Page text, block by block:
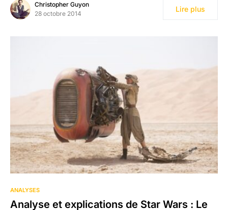
Christopher Guyon
28 octobre 2014
Lire plus
ANALYSES
Analyse et explications de Star Wars : Le